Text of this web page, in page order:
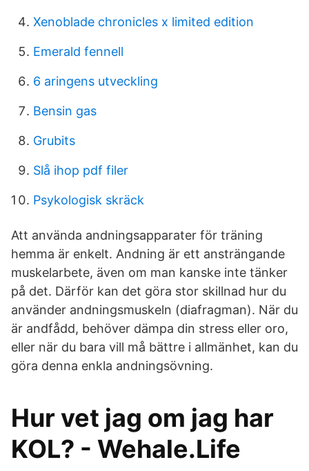
Xenoblade chronicles x limited edition
Emerald fennell
6 aringens utveckling
Bensin gas
Grubits
Slå ihop pdf filer
Psykologisk skräck
Att använda andningsapparater för träning
hemma är enkelt. Andning är ett ansträngande
muskelarbete, även om man kanske inte tänker
på det. Därför kan det göra stor skillnad hur du
använder andningsmuskeln (diafragman). När du
är andfådd, behöver dämpa din stress eller oro,
eller när du bara vill må bättre i allmänhet, kan du
göra denna enkla andningsövning.
Hur vet jag om jag har
KOL? - Wehale.Life